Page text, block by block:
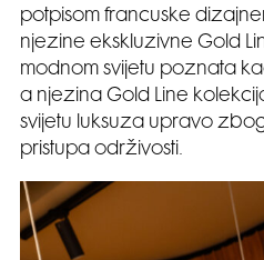
potpisom francuske
njezine ekskluzivne Gold
modnom svijetu poznata
a njezina Gold Line
svijetu luksuza upravo
pristupa održivosti.